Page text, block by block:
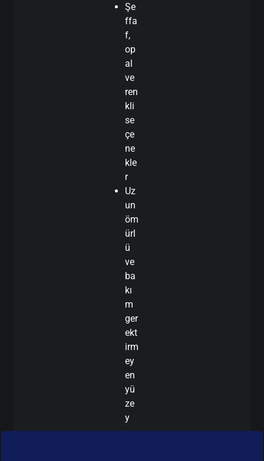
Şe
ffa
f,
op
al
ve
ren
kli
se
çe
ne
kle
r
Uz
un
öm
ürl
ü
ve
ba
kı
m
ger
ekt
irm
ey
en
yü
ze
y